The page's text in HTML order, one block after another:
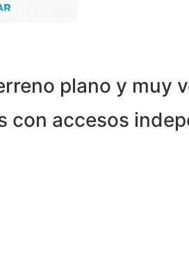
plano y muy
con accesos